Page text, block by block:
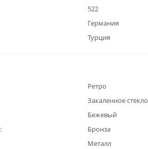
522
Германия
Турция
Ретро
Закаленное стекло
Бежевый
Бронза
Металл